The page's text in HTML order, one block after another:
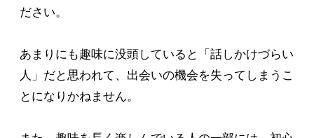
ださい。
あまりにも趣味に没頭していると「話しかけづらい
人」だと思われて、出会いの機会を失ってしまうこ
とになりかねません。